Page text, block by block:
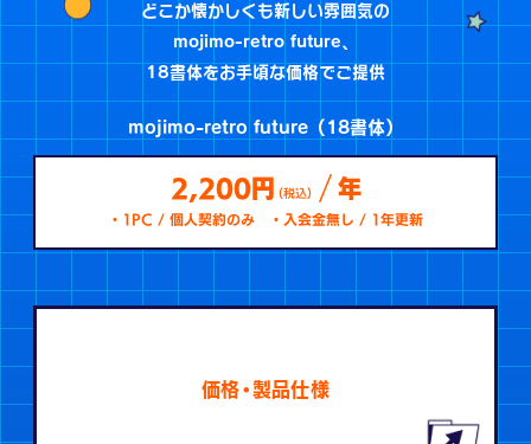
どこか懐かしくも新しい雰囲気の
mojimo-retro future、
18書体をお手頃な価格でご提供
mojimo-retro future（18書体）
2,200円 （税込） /年
1PC / 個人契約のみ 入会金無し / 1年更新
価格・製品仕様